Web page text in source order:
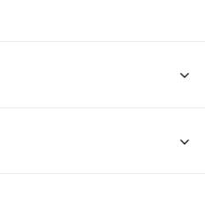
standard costa 3,95 € e